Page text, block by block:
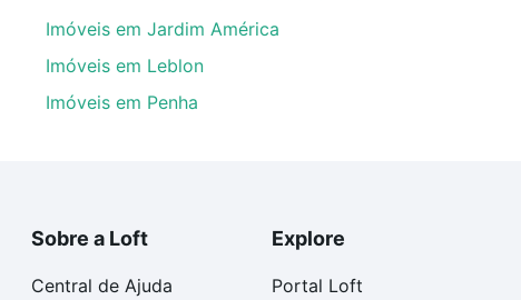
Imóveis em Jardim América
Imóveis em Leblon
Imóveis em Penha
Sobre a Loft
Central de Ajuda
Explore
Portal Loft